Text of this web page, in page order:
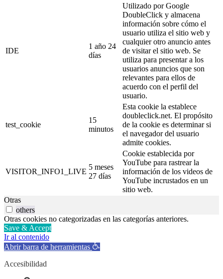
IDE
1 año 24
días
Utilizado por Google
DoubleClick y almacena
información sobre cómo el
usuario utiliza el sitio web y
cualquier otro anuncio antes
de visitar el sitio web. Se
utiliza para presentar a los
usuarios anuncios que son
relevantes para ellos de
acuerdo con el perfil del
usuario.
test_cookie
15
minutos
Esta cookie la establece
doubleclick.net. El propósito
de la cookie es determinar si
el navegador del usuario
admite cookies.
VISITOR_INFO1_LIVE
5 meses
27 días
Cookie establecida por
YouTube para rastrear la
información de los videos de
YouTube incrustados en un
sitio web.
Otras
others
Otras cookies no categorizadas en las categorías anteriores.
Save & Accept
Ir al contenido
Abrir barra de herramientas
Accesibilidad